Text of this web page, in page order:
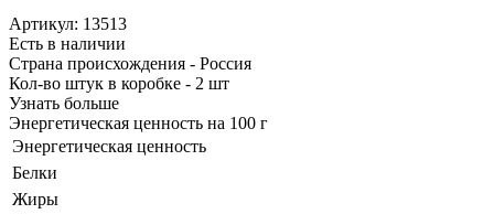
Артикул: 13513
Есть в наличии
Страна происхождения - Россия
Кол-во штук в коробке - 2 шт
Узнать больше
Энергетическая ценность на 100 г
Энергетическая ценность
Белки
Жиры